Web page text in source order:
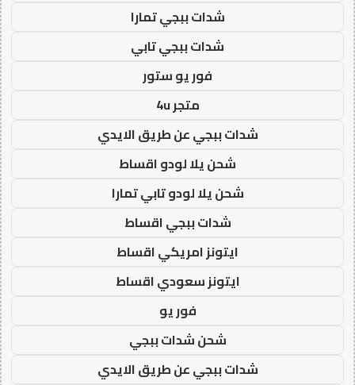
شدات ببجي تمارا
شدات ببجي تابي
فور يو ستور
متجر 4u
شدات ببجي عن طريق الايدي
شحن يلا لودو اقساط
شحن يلا لودو تابي تمارا
شدات ببجي اقساط
ايتونز امريكي اقساط
ايتونز سعودي اقساط
فور يو
شحن شدات ببجي
شدات ببجي عن طريق الايدي